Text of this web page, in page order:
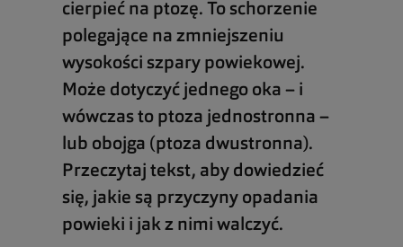
cierpieć na ptozę. To schorzenie
polegające na zmniejszeniu
wysokości szpary powiekowej.
Może dotyczyć jednego oka – i
wówczas to ptoza jednostronna –
lub obojga (ptoza dwustronna).
Przeczytaj tekst, aby dowiedzieć
się, jakie są przyczyny opadania
powieki i jak z nimi walczyć.